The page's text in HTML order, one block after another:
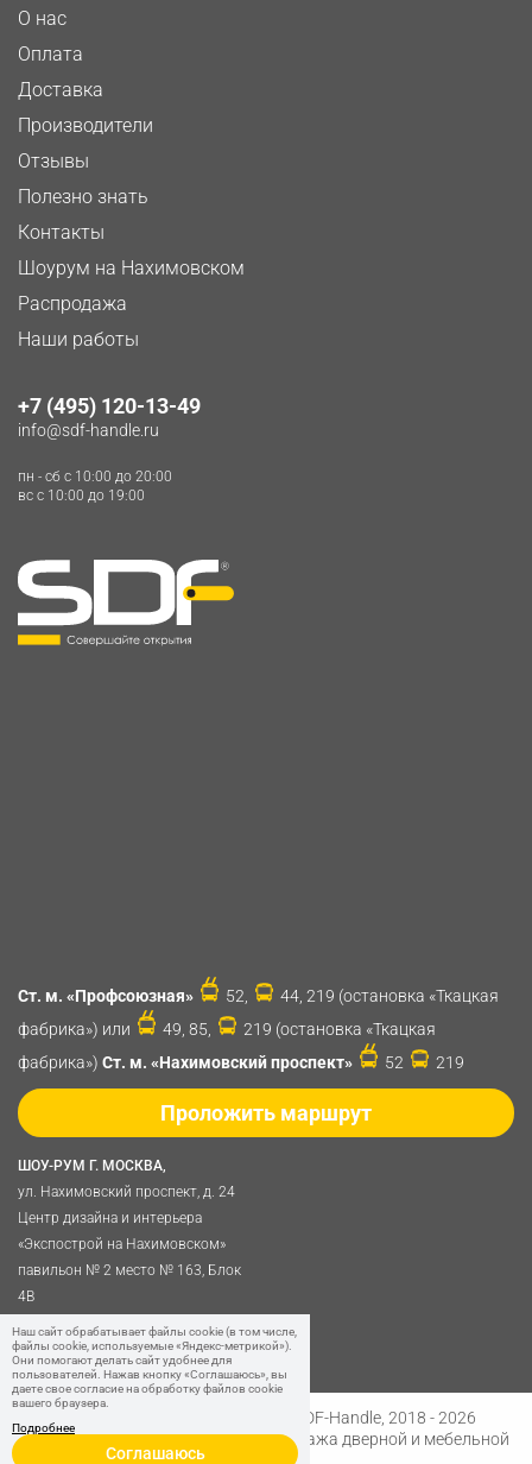
О нас
Оплата
Доставка
Производители
Отзывы
Полезно знать
Контакты
Шоурум на Нахимовском
Распродажа
Наши работы
+7 (495) 120-13-49
info@sdf-handle.ru
пн - сб c 10:00 до 20:00
вс c 10:00 до 19:00
ШОУ-РУМ Г. МОСКВА,
ул. Нахимовский проспект, д. 24
Центр дизайна и интерьера
«Экспострой на Нахимовском»
павильон № 2 место № 163, Блок
4B
Политика обработки
персональных данных
Ст. м. «Профсоюзная» 52,
44, 219 (остановка «Ткацкая
фабрика») или
49, 85,
219 (остановка «Ткацкая
фабрика») Ст. м. «Нахимовский проспект» 52 219
Проложить маршрут
Разработано в
© SDF-Handle, 2018 - 2026
Интернет-магазин и розничная продажа дверной и мебельной
Наш сайт обрабатывает файлы cookie (в том числе,
файлы cookie, используемые «Яндекс-метрикой»).
Они помогают делать сайт удобнее для
пользователей. Нажав кнопку «Соглашаюсь», вы
даете свое согласие на обработку файлов cookie
вашего браузера.
Подробнее
Соглашаюсь